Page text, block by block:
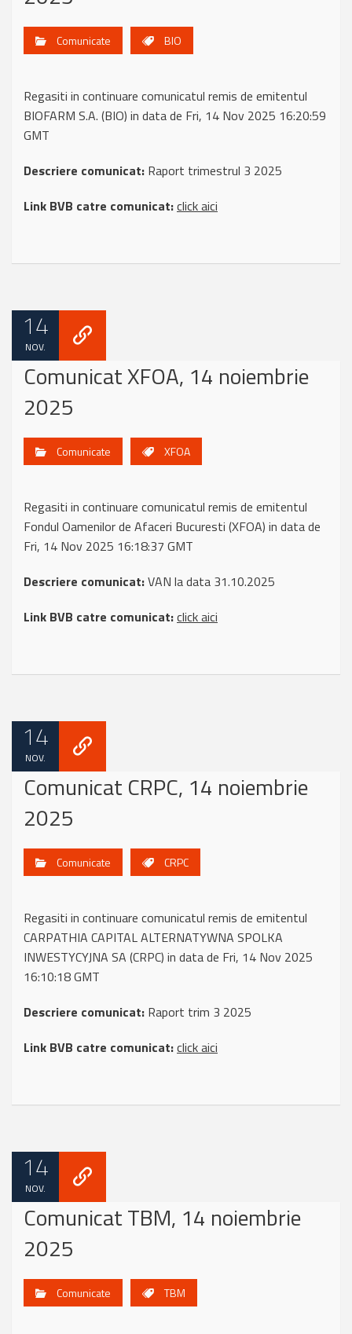
Comunicate BIO
Regasiti in continuare comunicatul remis de emitentul
BIOFARM S.A. (BIO) in data de Fri, 14 Nov 2025 16:20:59
GMT
Descriere comunicat: Raport trimestrul 3 2025
Link BVB catre comunicat:click aici
14
NOV.
Comunicat XFOA, 14 noiembrie
2025
Comunicate XFOA
Regasiti in continuare comunicatul remis de emitentul
Fondul Oamenilor de Afaceri Bucuresti (XFOA) in data de
Fri, 14 Nov 2025 16:18:37 GMT
Descriere comunicat:VAN la data 31.10.2025
Link BVB catre comunicat:click aici
14
NOV.
Comunicat CRPC, 14 noiembrie
2025
Comunicate CRPC
Regasiti in continuare comunicatul remis de emitentul
CARPATHIA CAPITAL ALTERNATYWNA SPOLKA
INWESTYCYJNA SA (CRPC) in data de Fri, 14 Nov 2025
16:10:18 GMT
Descriere comunicat: Raport trim 3 2025
Link BVB catre comunicat:click aici
14
NOV.
Comunicat TBM, 14 noiembrie
2025
Comunicate TBM